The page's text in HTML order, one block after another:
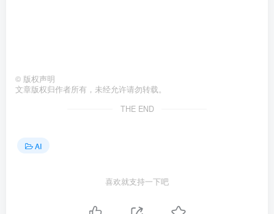
© 版权声明
文章版权归作者所有，未经允许请勿转载。
THE END
AI
喜欢就支持一下吧